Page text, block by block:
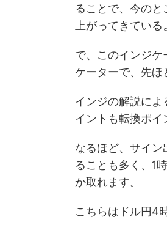
ることで、今の
上がってきている
で、このインジケ
ケーターで、先ほ
インジの解説に
イントも転換ポイ
なるほど、サイ
ることも多く、1
か取れます。
こちらはドル円4